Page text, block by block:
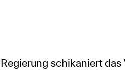
Regierung schikaniert